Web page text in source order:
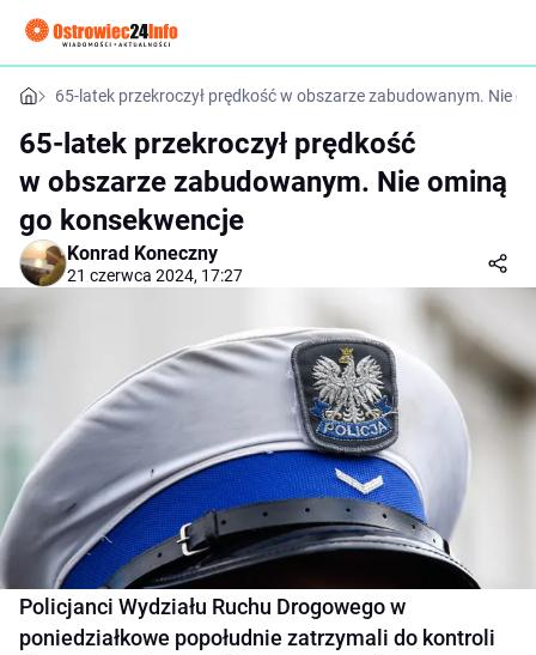
65-latek przekroczył prędkość w obszarze zabudowanym. Nie
65-latek przekroczył prędkość
w obszarze zabudowanym. Nie ominą
go konsekwencje
Konrad Koneczny
21 czerwca 2024, 17:27
Policjanci Wydziału Ruchu Drogowego w
poniedziałkowe popołudnie zatrzymali do kontroli